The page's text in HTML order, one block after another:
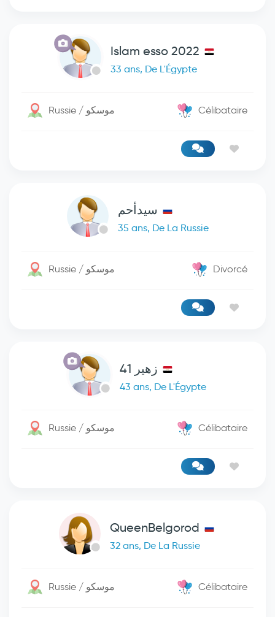
Islam esso 2022
33 ans, De L'Égypte
Russie / موسكو Célibataire
سيدأحم
35 ans, De La Russie
Russie / موسكو Divorcé
زهير 41
43 ans, De L'Égypte
Russie / موسكو Célibataire
QueenBelgorod
32 ans, De La Russie
Russie / موسكو Célibataire